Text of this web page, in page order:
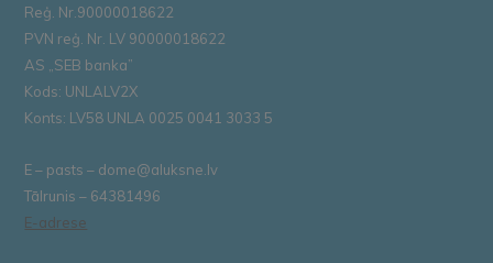
Reģ. Nr.90000018622
PVN reģ. Nr. LV 90000018622
AS „SEB banka”
Kods: UNLALV2X
Konts: LV58 UNLA 0025 0041 3033 5
E – pasts – dome@aluksne.lv
Tālrunis – 64381496
E-adrese